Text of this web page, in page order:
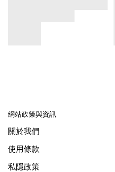
網站政策與資訊
關於我們
使用條款
私隱政策